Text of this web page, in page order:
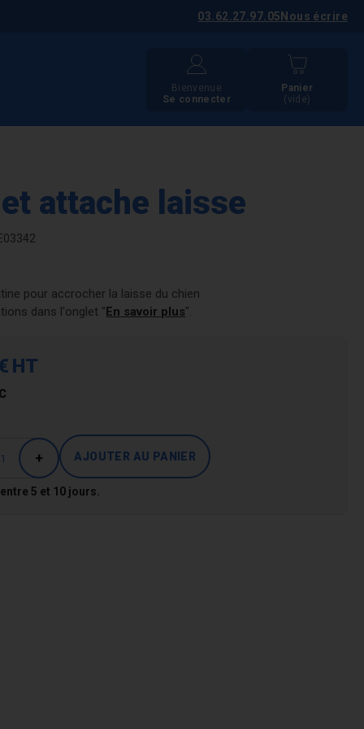
03.62.27.97.05 Nous écrire
Bienvenue
Se connecter
Panier
(vide)
attache laisse
pour accrocher la laisse du chien
dans l'onglet "En savoir plus".
HT
+
5 et 10 jours.